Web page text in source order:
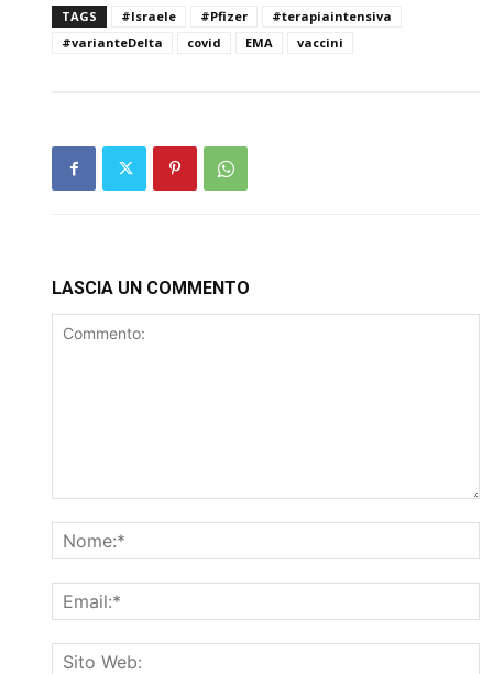
TAGS #Israele #Pfizer
#terapiaintensiva
#varianteDelta
covid EMA vaccini
LASCIA UN COMMENTO